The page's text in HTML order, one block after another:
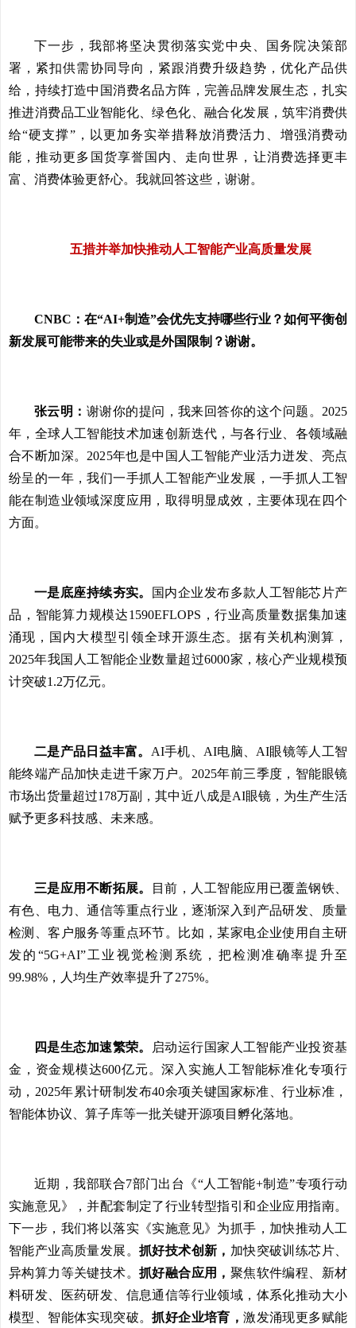
下一步，我部将坚决贯彻落实党中央、国务院决策部
署，紧扣供需协同导向，紧跟消费升级趋势，优化产品供
给，持续打造中国消费名品方阵，完善品牌发展生态，扎实
推进消费品工业智能化、绿色化、融合化发展，筑牢消费供
给“硬支撑”，以更加务实举措释放消费活力、增强消费动
能，推动更多国货享誉国内、走向世界，让消费选择更丰
富、消费体验更舒心。我就回答这些，谢谢。
五措并举加快推动人工智能产业高质量发展
CNBC：在“AI+制造”会优先支持哪些行业？如何平衡创
新发展可能带来的失业或是外国限制？谢谢。
张云明： 谢谢你的提问，我来回答你的这个问题。2025
年，全球人工智能技术加速创新迭代，与各行业、各领域融
合不断加深。2025年也是中国人工智能产业活力迸发、亮点
纷呈的一年，我们一手抓人工智能产业发展，一手抓人工智
能在制造业领域深度应用，取得明显成效，主要体现在四个
方面。
一是底座持续夯实。
国内企业发布多款人工智能芯片产
品，智能算力规模达1590EFLOPS，行业高质量数据集加速
涌现，国内大模型引领全球开源生态。据有关机构测算，
2025年我国人工智能企业数量超过6000家，核心产业规模预
计突破1.2万亿元。
二是产品日益丰富。 AI手机、AI电脑、AI眼镜等人工智
能终端产品加快走进千家万户。2025年前三季度，智能眼镜
市场出货量超过178万副，其中近八成是AI眼镜，为生产生活
赋予更多科技感、未来感。
三是应用不断拓展。
目前，人工智能应用已覆盖钢铁、
有色、电力、通信等重点行业，逐渐深入到产品研发、质量
检测、客户服务等重点环节。比如，某家电企业使用自主研
发的“5G+AI”工业视觉检测系统，把检测准确率提升至
99.98%，人均生产效率提升了275%。
四是生态加速繁荣。
启动运行国家人工智能产业投资基
金，资金规模达600亿元。深入实施人工智能标准化专项行
动，2025年累计研制发布40余项关键国家标准、行业标准，
智能体协议、算子库等一批关键开源项目孵化落地。
近期，我部联合7部门出台《“人工智能+制造”专项行动
实施意见》，并配套制定了行业转型指引和企业应用指南。
下一步，我们将以落实《实施意见》为抓手，加快推动人工
智能产业高质量发展。 抓好技术创新， 加快突破训练芯片、
异构算力等关键技术。 抓好融合应用， 聚焦软件编程、新材
料研发、医药研发、信息通信等行业领域，体系化推动大小
模型、智能体实现突破。抓好企业培育，激发涌现更多赋能